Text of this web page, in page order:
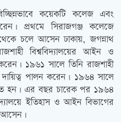
কয়েকটি কলেজ এবং
প্রথমে সিরাজগঞ্জ কলেজে
চলে আসেন ঢাকায়, জগন্নাথ
বিশ্ববিদ্যালয়ের আইন ও
১৯৬১ সালে তিনি রাজশাহী
দায়িত্ব পালন করেন। ১৯৬৪ সালে
হন। এর বছর চারেক পর ১৯৬৪
ইতিহাস ও আইন বিভাগের
আসেন।